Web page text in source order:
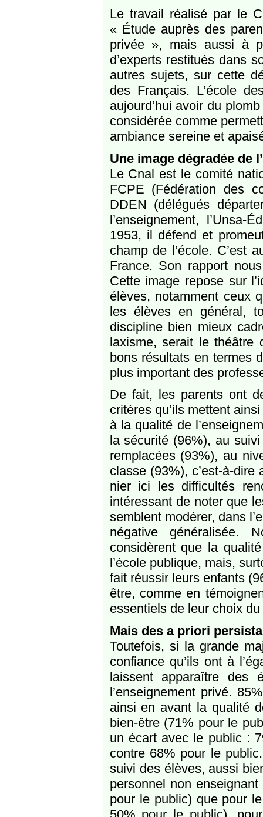
Le travail réalisé par le
« Étude auprès des
privée », mais aussi à
d’experts restitués dans
autres sujets, sur cette
des Français. L’école
aujourd’hui avoir du
considérée comme
ambiance sereine et
Une image dégradée de
Le Cnal est le comité
FCPE (Fédération des
DDEN (délégués
l’enseignement,
1953, il défend et
champ de l’école. C’est
France. Son rapport
Cette image repose sur
élèves, notamment ceux
les élèves en général,
discipline bien mieux
laxisme, serait le théâtre
bons résultats en termes
plus important des
De fait, les parents ont
critères qu’ils mettent
à la qualité de
la sécurité (96%), au
remplacées (93%), au
classe (93%), c’est-à-
nier ici les difficultés
intéressant de noter que
semblent modérer, dans
négative généralisée.
considèrent que la
l’école publique, mais,
fait réussir leurs enfants
être, comme en
essentiels de leur choix
Mais des a priori
Toutefois, si la grande
confiance qu’ils ont à
laissent apparaître des
l’enseignement privé.
ainsi en avant la qualité
bien-être (71% pour le
un écart avec le public :
contre 68% pour le
suivi des élèves, aussi
personnel non
pour le public) que pour